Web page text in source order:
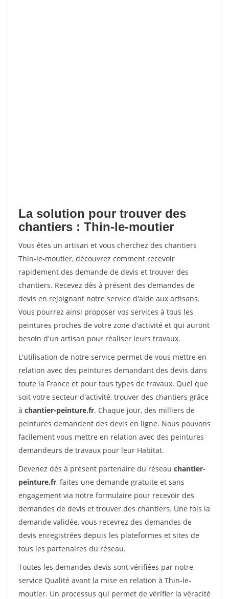
La solution pour trouver des
chantiers : Thin-le-moutier
Vous êtes un artisan et vous cherchez des chantiers
Thin-le-moutier, découvrez comment recevoir
rapidement des demande de devis et trouver des
chantiers. Recevez dès à présent des demandes de
devis en rejoignant notre service d'aide aux artisans.
Vous pourrez ainsi proposer vos services à tous les
peintures proches de votre zone d'activité et qui auront
besoin d'un artisan pour réaliser leurs travaux.
L'utilisation de notre service permet de vous mettre en
relation avec des peintures demandant des devis dans
toute la France et pour tous types de travaux. Quel que
soit votre secteur d'activité, trouver des chantiers grâce
à chantier-peinture.fr. Chaque jour, des milliers de
peintures demandent des devis en ligne. Nous pouvons
facilement vous mettre en relation avec des peintures
demandeurs de travaux pour leur Habitat.
Devenez dès à présent partenaire du réseau chantier-
peinture.fr, faites une demande gratuite et sans
engagement via notre formulaire pour recevoir des
demandes de devis et trouver des chantiers. Une fois la
demande validée, vous recevrez des demandes de
devis enregistrées depuis les plateformes et sites de
tous les partenaires du réseau.
Toutes les demandes devis sont vérifiées par notre
service Qualité avant la mise en relation à Thin-le-
moutier. Un processus qui permet de vérifier la véracité